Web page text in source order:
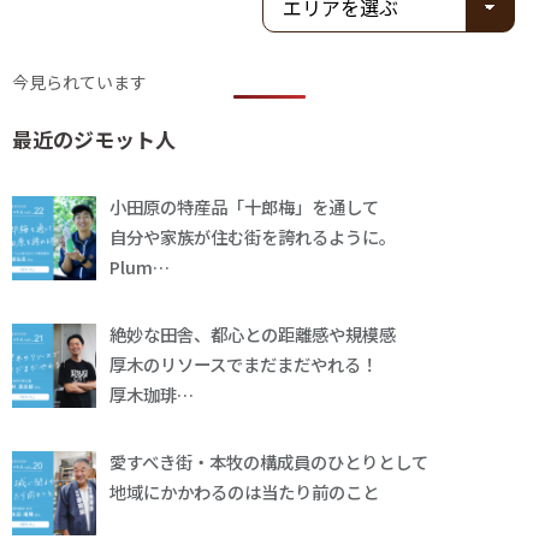
今見られています
最近のジモット人
小田原の特産品「十郎梅」を通して
自分や家族が住む街を誇れるように。
Plum…
絶妙な田舎、都心との距離感や規模感
厚木のリソースでまだまだやれる！
厚木珈琲…
愛すべき街・本牧の構成員のひとりとして
地域にかかわるのは当たり前のこと